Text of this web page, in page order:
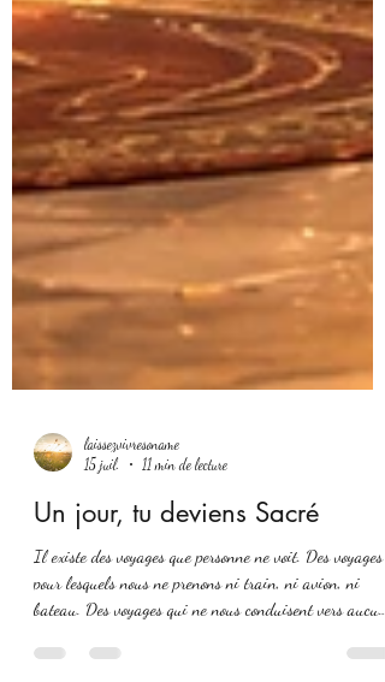
laissezvivresoname
15 juil.
Un jour, tu deviens Sacré
Il existe des voyages que personne ne voit. Des voyages
pour lesquels nous ne prenons ni train, ni avion, ni